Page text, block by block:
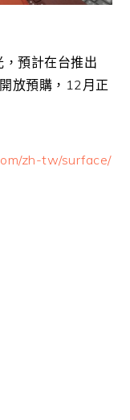
預計在台推出
放預購，12月正
zh-tw/surface/